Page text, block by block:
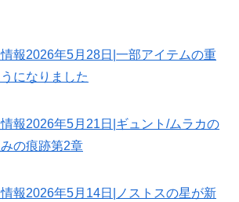
報2026年5月28日|一部アイテムの重
になりました
報2026年5月21日|ギュント/ムラカの
の痕跡第2章
報2026年5月14日|ノストスの星が新